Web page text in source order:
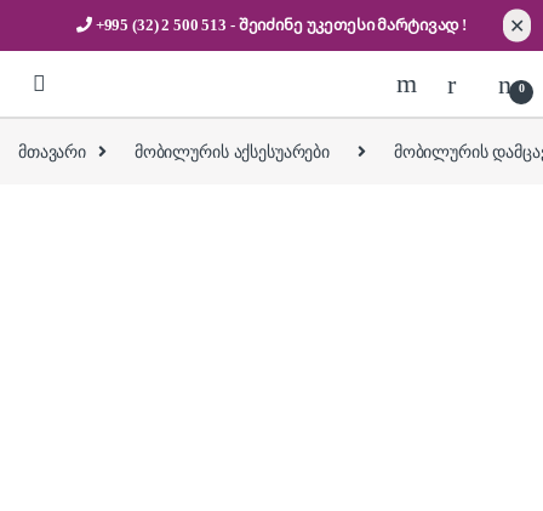
+995 (32) 2 500 513 - შეიძინე უკეთესიმარტივად ! ✕
0
მთავარი მობილურის აქსესუარები მობილურის